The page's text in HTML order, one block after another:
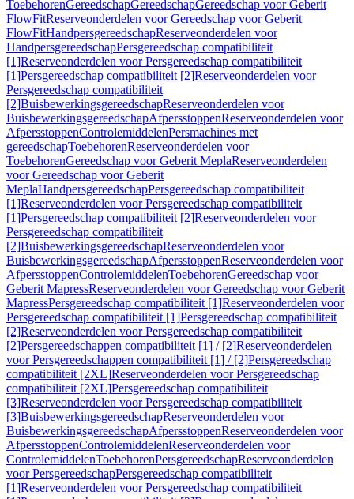
ToebehorenGereedschapGereedschapGereedschap voor Geberit
FlowFitReserveonderdelen voor Gereedschap voor Geberit
FlowFitHandpersgereedschapReserveonderdelen voor
HandpersgereedschapPersgereedschap compatibiliteit
[1]Reserveonderdelen voor Persgereedschap compatibiliteit
[1]Persgereedschap compatibiliteit [2]Reserveonderdelen voor
Persgereedschap compatibiliteit
[2]BuisbewerkingsgereedschapReserveonderdelen voor
BuisbewerkingsgereedschapAfpersstoppenReserveonderdelen voor
AfpersstoppenControlemiddelenPersmachines met
gereedschapToebehorenReserveonderdelen voor
ToebehorenGereedschap voor Geberit MeplaReserveonderdelen
voor Gereedschap voor Geberit
MeplaHandpersgereedschapPersgereedschap compatibiliteit
[1]Reserveonderdelen voor Persgereedschap compatibiliteit
[1]Persgereedschap compatibiliteit [2]Reserveonderdelen voor
Persgereedschap compatibiliteit
[2]BuisbewerkingsgereedschapReserveonderdelen voor
BuisbewerkingsgereedschapAfpersstoppenReserveonderdelen voor
AfpersstoppenControlemiddelenToebehorenGereedschap voor
Geberit MapressReserveonderdelen voor Gereedschap voor Geberit
MapressPersgereedschap compatibiliteit [1]Reserveonderdelen voor
Persgereedschap compatibiliteit [1]Persgereedschap compatibiliteit
[2]Reserveonderdelen voor Persgereedschap compatibiliteit
[2]Persgereedschappen compatibiliteit [1] / [2]Reserveonderdelen
voor Persgereedschappen compatibiliteit [1] / [2]Persgereedschap
compatibiliteit [2XL]Reserveonderdelen voor Persgereedschap
compatibiliteit [2XL]Persgereedschap compatibiliteit
[3]Reserveonderdelen voor Persgereedschap compatibiliteit
[3]BuisbewerkingsgereedschapReserveonderdelen voor
BuisbewerkingsgereedschapAfpersstoppenReserveonderdelen voor
AfpersstoppenControlemiddelenReserveonderdelen voor
ControlemiddelenToebehorenPersgereedschapReserveonderdelen
voor PersgereedschapPersgereedschap compatibiliteit
[1]Reserveonderdelen voor Persgereedschap compatibiliteit